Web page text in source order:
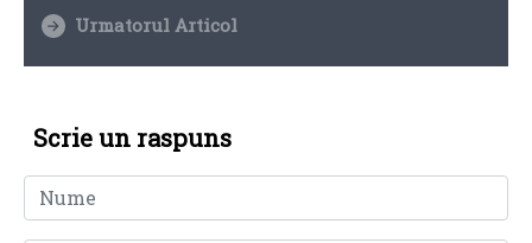
Urmatorul Articol
Scrie un raspuns